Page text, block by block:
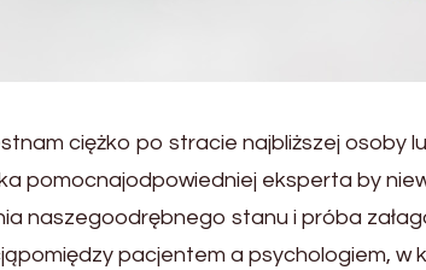
ciężko po stracie najbliższej osoby
pomocnajodpowiedniej eksperta by
naszegoodrębnego stanu i próba
pacjentem a psychologiem,